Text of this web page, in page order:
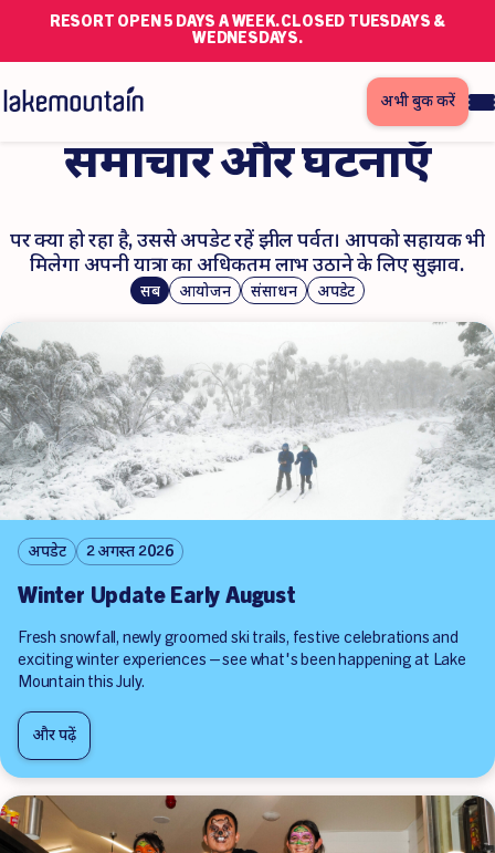
RESORT OPEN 5 DAYS A WEEK. CLOSED TUESDAYS &
WEDNESDAYS.
अभी बुक करें
समाचार और घटनाएँ
पर क्या हो रहा है, उससे अपडेट रहेंझील पर्वत। आपको सहायक भी
मिलेगाअपनी यात्रा का अधिकतम लाभ उठाने के लिए सुझाव.
सब आयोजन संसाधन अपडेट
अपडेट 2 अगस्त 2026
Winter Update Early August
Fresh snowfall, newly groomed ski trails, festive celebrations and
exciting winter experiences—see what's been happening at Lake
Mountain this July.
और पढ़ें